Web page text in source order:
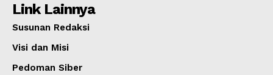
Link Lainnya
Susunan Redaksi
Visi dan Misi
Pedoman Siber